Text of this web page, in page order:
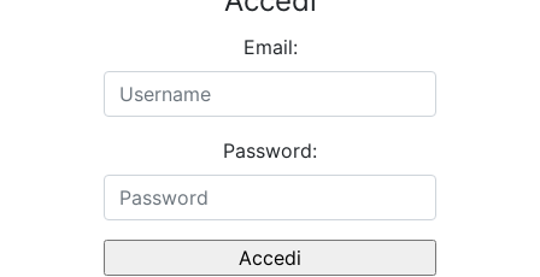
Email:
Password: